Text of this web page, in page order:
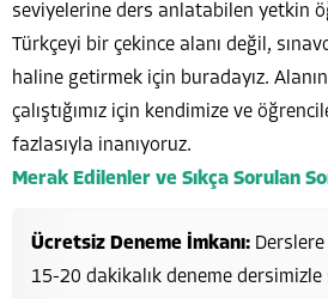
seviyelerine ders anlatabilen yetkin
Türkçeyi bir çekince alanı değil,
haline getirmek için buradayız.
çalıştığımız için kendimize ve
fazlasıyla inanıyoruz.
Merak Edilenler ve Sıkça Sorulan
Ücretsiz Deneme İmkanı:
15-20 dakikalık deneme